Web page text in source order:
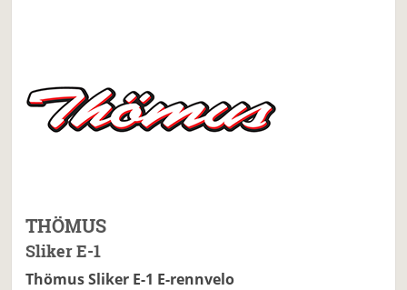
THÖMUS
Sliker E-1
Thömus Sliker E-1 E-rennvelo